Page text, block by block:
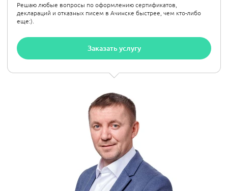
Решаю любые вопросы по оформлению сертификатов,
деклараций и отказных писем в Ачинске быстрее, чем кто-либо
еще:).
Заказать услугу